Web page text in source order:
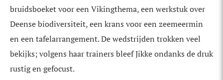
bruidsboeket voor een Vikingthema, een werkstuk over
Deense biodiversiteit, een krans voor een zeemeermin
en een tafelarrangement. De wedstrijden trokken veel
bekijks; volgens haar trainers bleef Jikke ondanks de druk
rustig en gefocust.